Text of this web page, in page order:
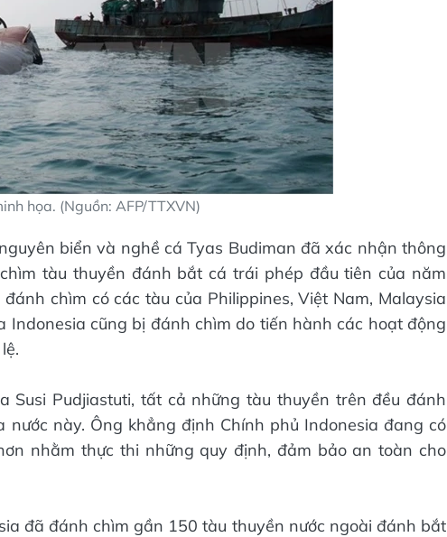
họa. (Nguồn: AFP/TTXVN)
biển và nghề cá Tyas Budiman đã xác nhận thông
tàu thuyền đánh bắt cá trái phép đầu tiên của năm
chìm có các tàu của Philippines, Việt Nam, Malaysia
Indonesia cũng bị đánh chìm do tiến hành các hoạt động
Susi Pudjiastuti, tất cả những tàu thuyền trên đều đánh
này. Ông khẳng định Chính phủ Indonesia đang có
nhằm thực thi những quy định, đảm bảo an toàn cho
đã đánh chìm gần 150 tàu thuyền nước ngoài đánh bắt